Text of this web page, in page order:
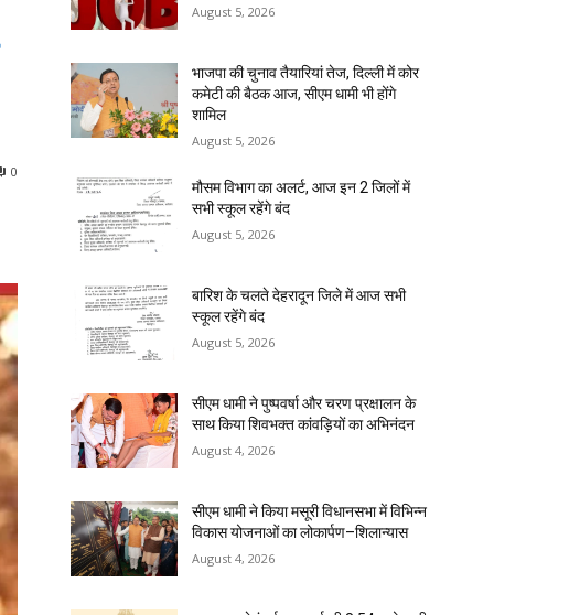
0
August 5, 2026
भाजपा की चुनाव तैयारियां तेज, दिल्ली में कोर
कमेटी की बैठक आज, सीएम धामी भी होंगे
शामिल
August 5, 2026
मौसम विभाग का अलर्ट, आज इन 2 जिलों में
सभी स्कूल रहेंगे बंद
August 5, 2026
बारिश के चलते देहरादून जिले में आज सभी
स्कूल रहेंगे बंद
August 5, 2026
सीएम धामी ने पुष्पवर्षा और चरण प्रक्षालन के
साथ किया शिवभक्त कांवड़ियों का अभिनंदन
August 4, 2026
सीएम धामी ने किया मसूरी विधानसभा में विभिन्न
विकास योजनाओं का लोकार्पण–शिलान्यास
August 4, 2026